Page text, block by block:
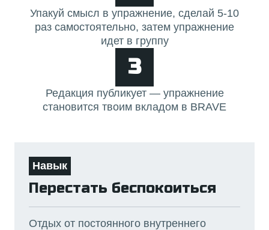
Упакуй смысл в упражнение, сделай 5-10
раз самостоятельно, затем упражнение
идет в группу
3
Редакция публикует — упражнение
становится твоим вкладом в BRAVE
Навык
Перестать беспокоиться
Отдых от постоянного внутреннего